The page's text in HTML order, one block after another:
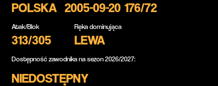
POLSKA 2005-09-20 176/72
Atak/Blok
313/305
Ręka dominująca
LEWA
Dostępność zawodnika na sezon 2026/2027:
NIEDOSTĘPNY